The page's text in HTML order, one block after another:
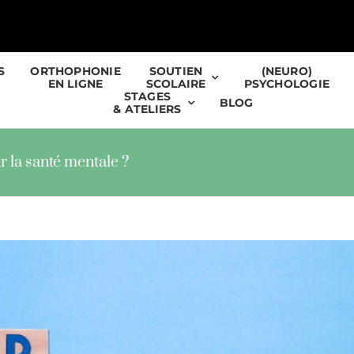
ORTHOPHONIE
EN LIGNE
SOUTIEN
SCOLAIRE
(NEURO)
PSYCHOLOGIE
STAGES
& ATELIERS
BLOG
la santé mentale ?